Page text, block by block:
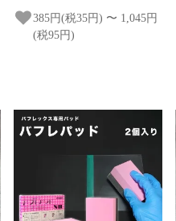
385円(税35円) 〜 1,045円
(税95円)